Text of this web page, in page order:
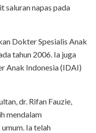
saluran napas pada
Dokter Spesialis Anak
tahun 2006. Ia juga
Anak Indonesia (IDAI)
dr. Rifan Fauzie,
mendalam
Ia telah